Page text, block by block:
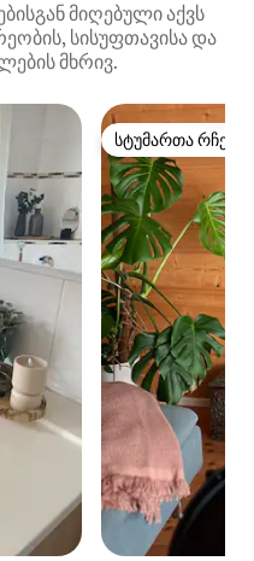
მიღებული აქვს
სისუფთავისა და
მხრივ.
სტუმართა
სტუმართა